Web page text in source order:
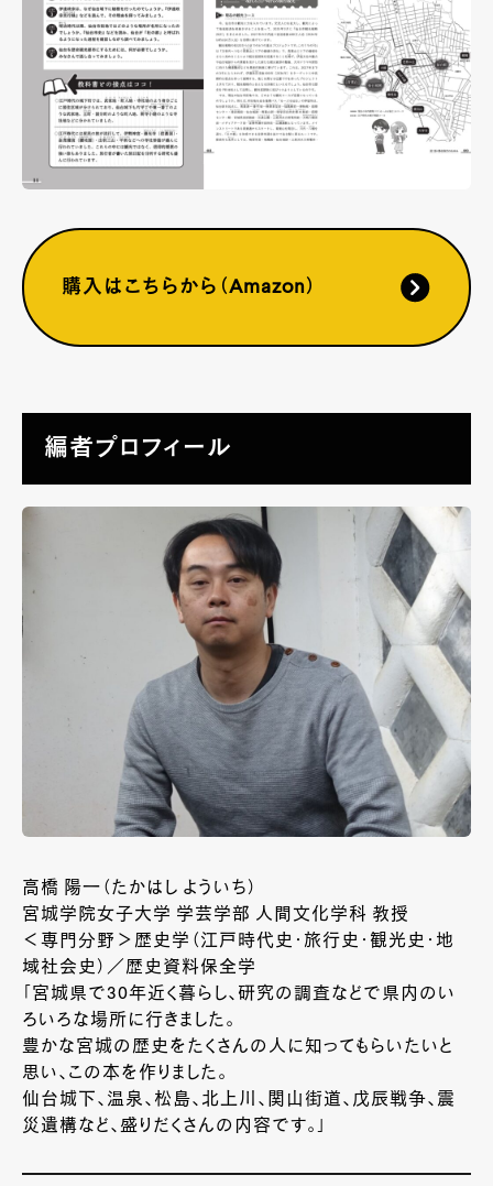
購入はこちらから（Amazon）
編者プロフィール
高橋 陽一（たかはし よういち）
宮城学院女子大学 学芸学部 人間文化学科 教授
＜専門分野＞歴史学（江戸時代史・旅行史・観光史・地
域社会史）／歴史資料保全学
「宮城県で30年近く暮らし、研究の調査などで県内のい
ろいろな場所に行きました。
豊かな宮城の歴史をたくさんの人に知ってもらいたいと
思い、この本を作りました。
仙台城下、温泉、松島、北上川、関山街道、戊辰戦争、震
災遺構など、盛りだくさんの内容です。」